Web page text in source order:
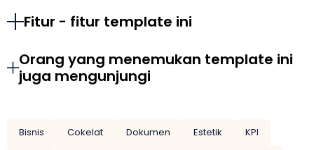
Fitur - fitur template ini
Orang yang menemukan template ini
juga mengunjungi
Bisnis Cokelat Dokumen Estetik
KPI